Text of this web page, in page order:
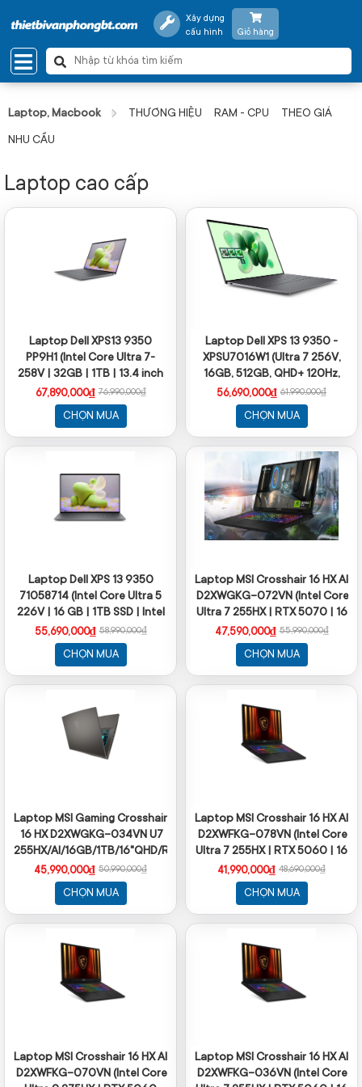
Xây dựng
cấu hình
Giỏ hàng
Laptop, Macbook THƯƠNG HIỆU RAM - CPU THEO GIÁ
NHU CẦU
Laptop cao cấp
Laptop Dell XPS13 9350
PP9H1 (Intel Core Ultra 7-
258V | 32GB | 1TB | 13.4 inch
QHD + | Win 11 | Office | Xám)
67,890,000₫ 76,990,000₫
CHỌN MUA
Laptop Dell XPS 13 9350 -
XPSU7016W1 (Ultra 7 256V,
16GB, 512GB, QHD+ 120Hz,
Cảm ứng, OfficeH24+365,
Win11)
56,690,000₫ 61,990,000₫
CHỌN MUA
Laptop Dell XPS 13 9350
71058714 (Intel Core Ultra 5
226V | 16 GB | 1TB SSD | Intel
Arc | 13.4 inch QHD + | Cảm
ứng | Win 11 |
OfficeHome24+O365)
55,690,000₫ 58,990,000₫
CHỌN MUA
Laptop MSI Crosshair 16 HX AI
D2XWGKG-072VN (Intel Core
Ultra 7 255HX | RTX 5070 | 16
inch QHD + | 32GB | 1TB | Win
11 | Xám)
47,590,000₫ 55,990,000₫
CHỌN MUA
Laptop MSI Gaming Crosshair
16 HX D2XWGKG-034VN U7
255HX/AI/16GB/1TB/16"QHD/RTX
5070 8GB/Win11
45,990,000₫ 50,990,000₫
CHỌN MUA
Laptop MSI Crosshair 16 HX AI
D2XWFKG-078VN (Intel Core
Ultra 7 255HX | RTX 5060 | 16
inch QHD + 240Hz | 32GB |
1TB | Win 11 | Xám)
41,990,000₫ 48,690,000₫
CHỌN MUA
Laptop MSI Crosshair 16 HX AI
D2XWFKG-070VN (Intel Core
Laptop MSI Crosshair 16 HX AI
D2XWFKG-036VN (Intel Core